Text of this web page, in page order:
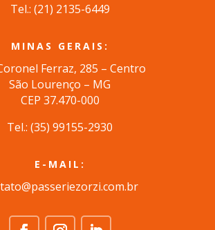
Tel.: (21) 2135-6449
MINAS GERAIS:
Ferraz, 285 – Centro
São Lourenço – MG
CEP 37.470-000
Tel.: (35) 99155-2930
E-MAIL: